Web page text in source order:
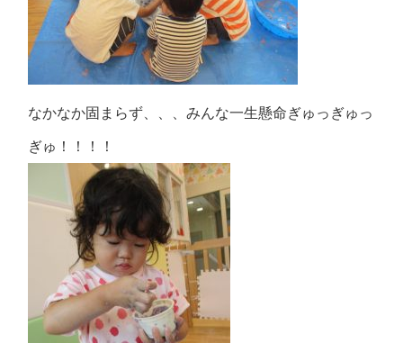
なかなか固まらず、、、みんな一生懸命ぎゅっぎゅっ
ぎゅ！！！！